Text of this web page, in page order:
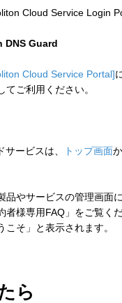
Cloud Service Login
DNS Guard
Cloud Service Portal]
ご利用ください。
ービスは、 トップ画面
やサービスの管理画面
様専用FAQ」をご覧くだ
そ」と表示されます。
ら